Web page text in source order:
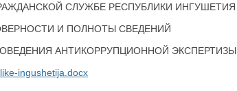
СЛУЖБЕ РЕСПУБЛИКИ ИНГУШЕТИЯ
И ПОЛНОТЫ СВЕДЕНИЙ
АНТИКОРРУПЦИОННОЙ ЭКСПЕРТИЗЫ
ingushetija.docx